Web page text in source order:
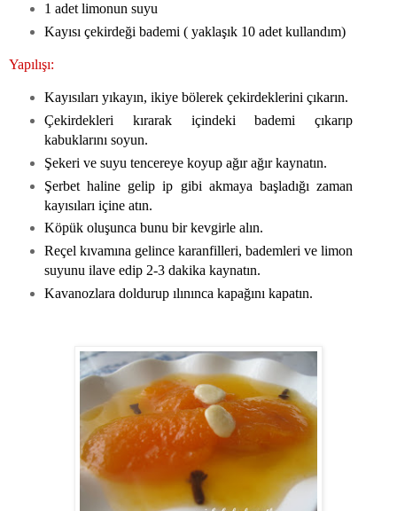
1 adet limonun suyu
Kayısı çekirdeği bademi ( yaklaşık 10 adet kullandım)
Yapılışı:
Kayısıları yıkayın, ikiye bölerek çekirdeklerini çıkarın.
Çekirdekleri kırarak içindeki bademi çıkarıp
kabuklarını soyun.
Şekeri ve suyu tencereye koyup ağır ağır kaynatın.
Şerbet haline gelip ip gibi akmaya başladığı zaman
kayısıları içine atın.
Köpük oluşunca bunu bir kevgirle alın.
Reçel kıvamına gelince karanfilleri, bademleri ve limon
suyunu ilave edip 2-3 dakika kaynatın.
Kavanozlara doldurup ılınınca kapağını kapatın.